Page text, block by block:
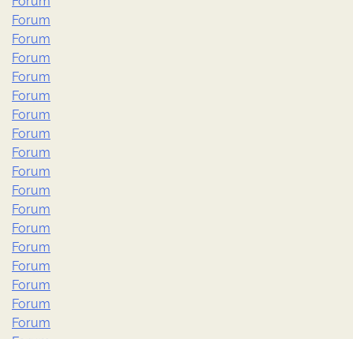
Forum
Forum
Forum
Forum
Forum
Forum
Forum
Forum
Forum
Forum
Forum
Forum
Forum
Forum
Forum
Forum
Forum